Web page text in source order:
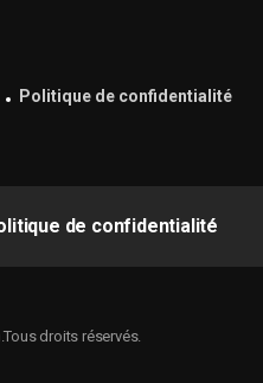
Politique de confidentialité
de confidentialité
droits réservés.